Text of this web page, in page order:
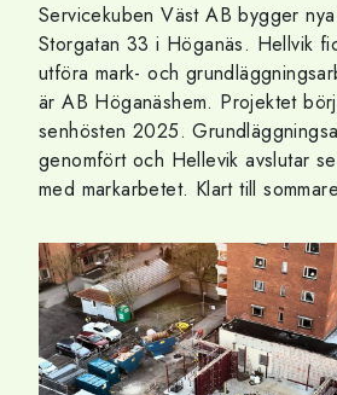
Servicekuben Väst AB bygger
Storgatan 33 i Höganäs. Hellvik
utföra mark- och
är AB Höganäshem. Projektet
senhösten 2025.
genomfört och Hellevik avslutar
med markarbetet. Klart till